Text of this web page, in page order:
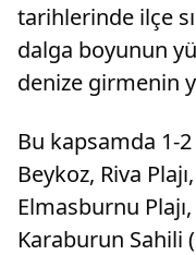
tarihlerinde ilçe
dalga boyunun
denize girmenin
Bu kapsamda 1-
Beykoz, Riva
Elmasburnu
Karaburun Sahili